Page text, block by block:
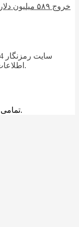
خروج ۵۸۹
اطلاعات مردم از دنیای رمز ارز ها راه اندازی گردید.
©محفوظ می باشد.